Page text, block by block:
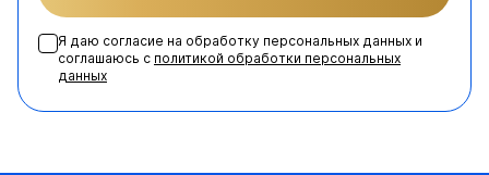
Я даю согласие на обработку персональных данных и
соглашаюсь с политикой обработки персональных
данных